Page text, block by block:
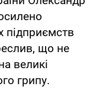
підприємств
що не
великі
грипу.